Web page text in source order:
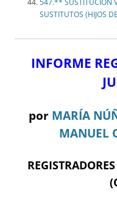
SUSTITUTOS (HIJOS
INFORME
por MARÍA
MANUEL